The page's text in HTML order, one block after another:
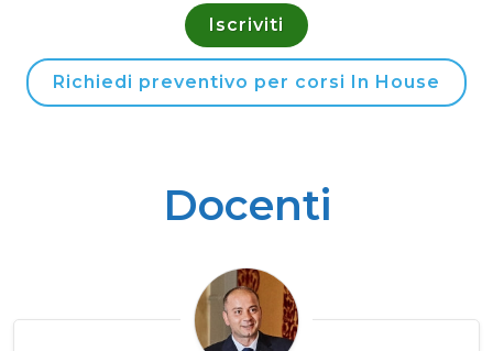
Iscriviti
Richiedi preventivo per corsi In House
Docenti